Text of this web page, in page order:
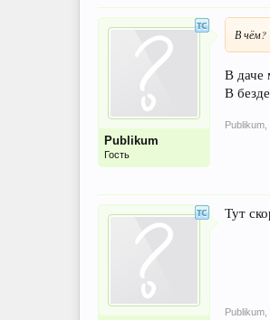
Publikum
Гость
В чём?
В даче
В
Publikum
Тут
Publikum